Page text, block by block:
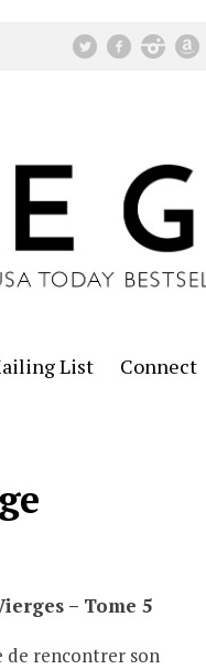
List Connect
– Tome 5
de rencontrer son